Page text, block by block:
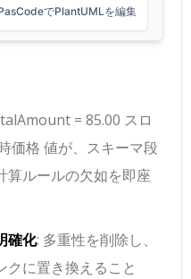
でPlantUMLを編集
= 85.00 スロ
価格 値が、スキーマ段
算ルールの欠如を即座
確化: 多重性を削除し、
クに置き換えること